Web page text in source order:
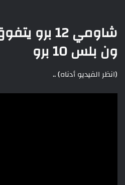
شاومي 12
ون بلس 10 برو
(انظر الفيديو أدناه) ..